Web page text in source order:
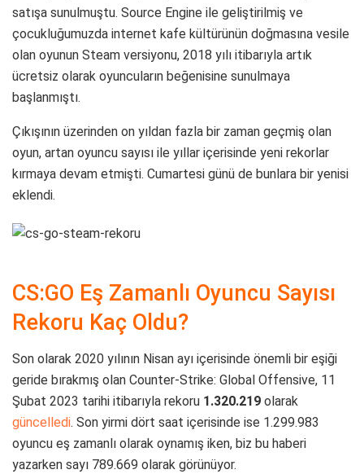
satışa sunulmuştu. Source Engine ile geliştirilmiş ve
çocukluğumuzda internet kafe kültürünün doğmasına vesile
olan oyunun Steam versiyonu, 2018 yılı itibarıyla artık
ücretsiz olarak oyuncuların beğenisine sunulmaya
başlanmıştı.
Çıkışının üzerinden on yıldan fazla bir zaman geçmiş olan
oyun, artan oyuncu sayısı ile yıllar içerisinde yeni rekorlar
kırmaya devam etmişti. Cumartesi günü de bunlara bir yenisi
eklendi.
CS:GO Eş Zamanlı Oyuncu Sayısı
Rekoru Kaç Oldu?
Son olarak 2020 yılının Nisan ayı içerisinde önemli bir eşiği
geride bırakmış olan Counter-Strike: Global Offensive, 11
Şubat 2023 tarihi itibarıyla rekoru 1.320.219 olarak
güncelledi. Son yirmi dört saat içerisinde ise 1.299.983
oyuncu eş zamanlı olarak oynamış iken, biz bu haberi
yazarken sayı 789.669 olarak görünüyor.